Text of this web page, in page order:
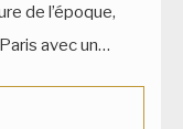
de l’époque,
avec un…